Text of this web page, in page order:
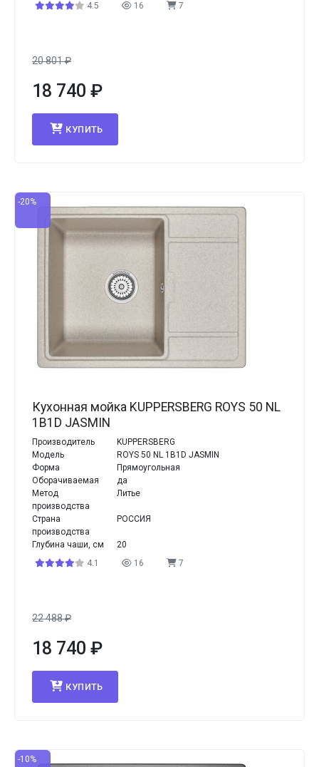
4.5
16 7
20 801₽
18 740 ₽
КУПИТЬ
-20%
Кухонная мойка KUPPERSBERG ROYS 50 NL
1B1D JASMIN
Производитель
KUPPERSBERG
Модель
ROYS 50 NL 1B1D JASMIN
Форма
Прямоугольная
Оборачиваемая
да
Метод
производства
Литье
Страна
производства
РОССИЯ
Глубина чаши, см
20
4.1
16 7
22 488₽
18 740 ₽
КУПИТЬ
-10%